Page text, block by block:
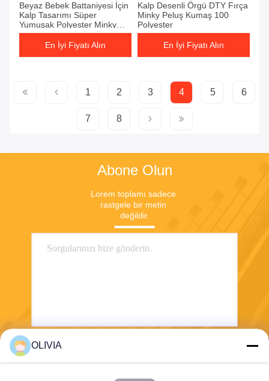
Beyaz Bebek Battaniyesi İçin
Kalp Tasarımı Süper
Yumuşak Polyester Minky
Kumaş
En İyi Fiyatı Alın
Kalp Desenli Örgü DTY Fırça
Minky Peluş Kumaş 100
Polyester
En İyi Fiyatı Alın
1 2 3 4 5 6
7 8
Abone Olun
Lorem toplamı sadece
rastgele bir metin
değildir.
OLIVIA